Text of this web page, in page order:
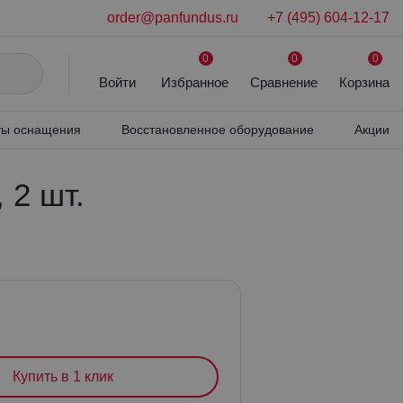
order@panfundus.ru +7 (495) 604-12-17
Войти
0
Избранное
0
Сравнение
0
Корзина
оснащения Восстановленное оборудование Акции
2 шт.
Купить в 1 клик